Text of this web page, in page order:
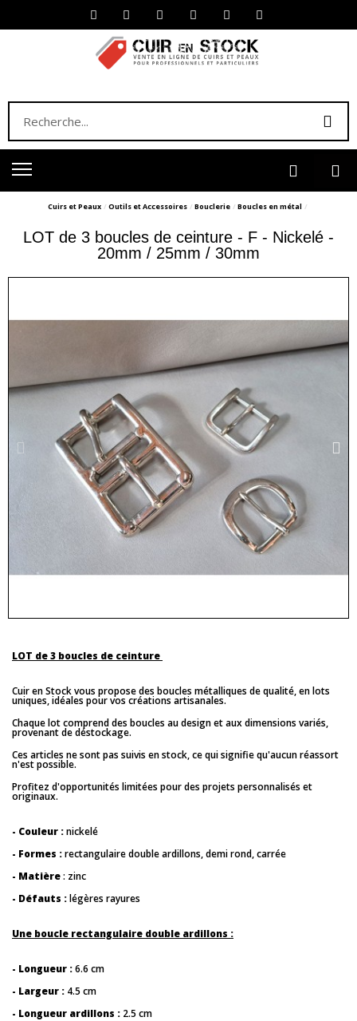
Cuirs et Peaux Outils et Accessoires Bouclerie Boucles en métal
LOT de 3 boucles de ceinture - F - Nickelé -
20mm / 25mm / 30mm
LOT de 3 boucles de ceinture
Cuir en Stock vous propose des boucles métalliques de qualité, en lots
uniques, idéales pour vos créations artisanales.
Chaque lot comprend des boucles au design et aux dimensions variés,
provenant de déstockage.
Ces articles ne sont pas suivis en stock, ce qui signifie qu'aucun réassort
n'est possible.
Profitez d'opportunités limitées pour des projets personnalisés et
originaux.
- Couleur :nickelé
- Formes :rectangulaire double ardillons, demi rond, carrée
- Matière: zinc
- Défauts :légères rayures
Une boucle rectangulaire double ardillons :
- Longueur :6.6 cm
- Largeur : 4.5 cm
- Longueur ardillons : 2.5 cm